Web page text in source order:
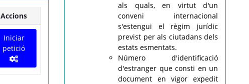
Accions
Iniciar
petició
als quals, en virtut d'un
conveni internacional
s'estengui el règim jurídic
previst per als ciutadans dels
estats esmentats.
Número d'identificació
d'estranger que consti en un
document en vigor expedit